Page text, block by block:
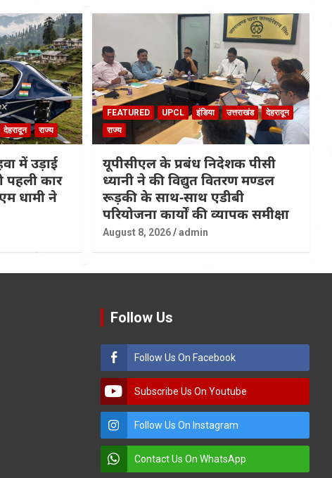
देहरादून राज्य
में उड़ाई
पहली कार
धामी ने
FEATURED UPCL इंडिया उत्तराखंड
देहरादून
राज्य
यूपीसीएल के प्रबंध निदेशक पीसी
ध्यानी ने की विद्युत वितरण मण्डल
रूड़की के साथ-साथ एडीबी
परियोजना कार्यों की व्यापक समीक्षा
August 8, 2026 admin
Follow Us
Follow Us On Facebook
Subscribe Us On Youtube
Follow Us On Instagram
Contact Us On WhatsApp